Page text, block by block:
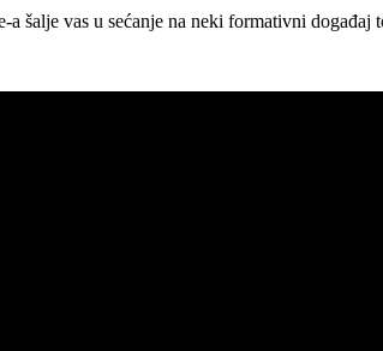
šalje vas u sećanje na neki formativni